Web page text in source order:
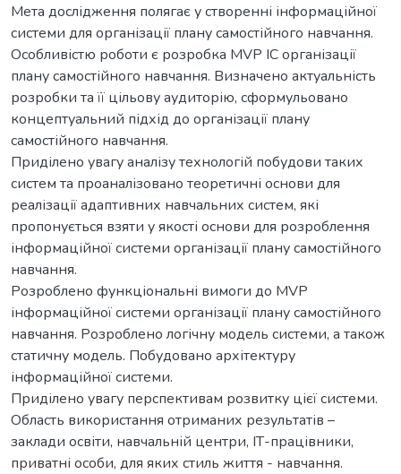
Мета дослідження полягає у створенні інформаційної
системи для організації плану самостійного навчання.
Особливістю роботи є розробка MVP ІС організації
плану самостійного навчання. Визначено актуальність
розробки та її цільову аудиторію, сформульовано
концептуальний підхід до організації плану
самостійного навчання.
Приділено увагу аналізу технологій побудови таких
систем та проаналізовано теоретичні основи для
реалізації адаптивних навчальних систем, які
пропонується взяти у якості основи для розроблення
інформаційної системи організації плану самостійного
навчання.
Розроблено функціональні вимоги до MVP
інформаційної системи організації плану самостійного
навчання. Розроблено логічну модель системи, а також
статичну модель. Побудовано архітектуру
інформаційної системи.
Приділено увагу перспективам розвитку цієї системи.
Область використання отриманих результатів –
заклади освіти, навчальній центри, ІТ-працівники,
приватні особи, для яких стиль життя - навчання.